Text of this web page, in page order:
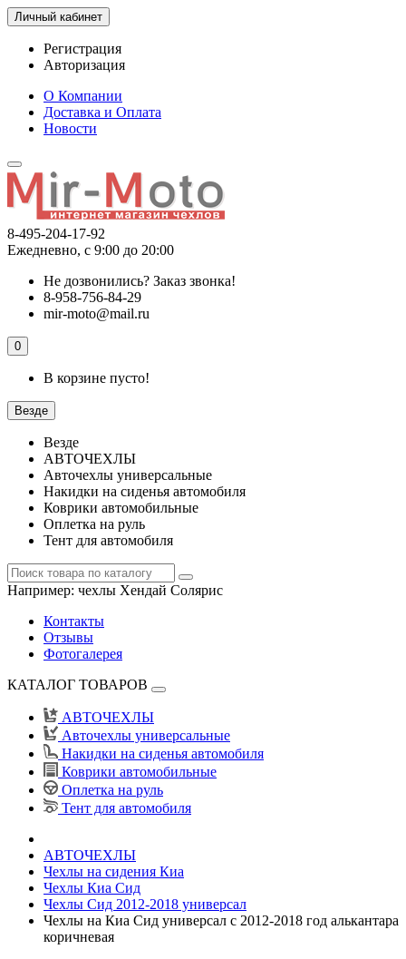
Личный кабинет
Регистрация
Авторизация
О Компании
Доставка и Оплата
Новости
8-495-204-17-92
Ежедневно, с 9:00 до 20:00
Не дозвонились? Заказ звонка!
8-958-756-84-29
mir-moto@mail.ru
0
В корзине пусто!
Везде
Везде
АВТОЧЕХЛЫ
Авточехлы универсальные
Накидки на сиденья автомобиля
Коврики автомобильные
Оплетка на руль
Тент для автомобиля
Например: чехлы Хендай Солярис
Контакты
Отзывы
Фотогалерея
КАТАЛОГ ТОВАРОВ
АВТОЧЕХЛЫ
Авточехлы универсальные
Накидки на сиденья автомобиля
Коврики автомобильные
Оплетка на руль
Тент для автомобиля
АВТОЧЕХЛЫ
Чехлы на сидения Киа
Чехлы Киа Сид
Чехлы Сид 2012-2018 универсал
Чехлы на Киа Сид универсал с 2012-2018 год алькантара
коричневая